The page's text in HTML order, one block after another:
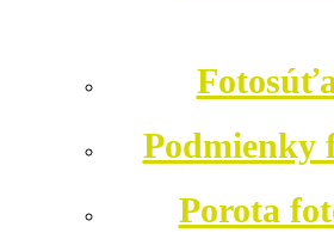
Podmienky
Porota